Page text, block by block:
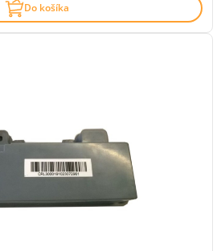
Do košíka